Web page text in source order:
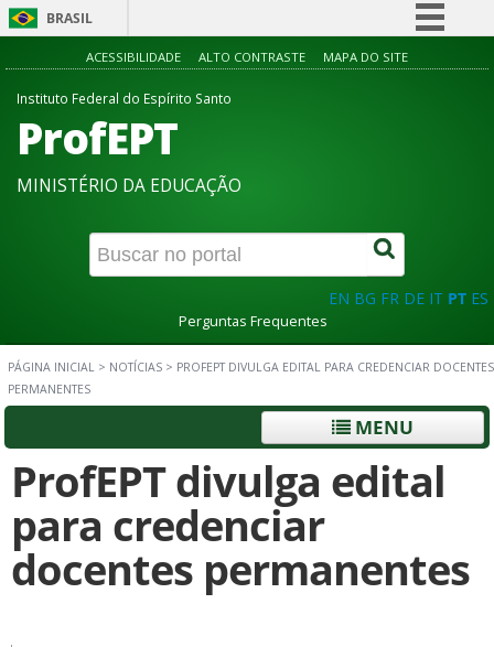
BRASIL
Simplifique!
Canais
ACESSIBILIDADE ALTO CONTRASTE MAPA DO SITE
Instituto Federal do Espírito Santo
ProfEPT
MINISTÉRIO DA EDUCAÇÃO
EN BG FR DE IT PT ES
Perguntas Frequentes
PÁGINA INICIAL > NOTÍCIAS > PROFEPT DIVULGA EDITAL PARA CREDENCIAR DOCENTES
PERMANENTES
MENU
ProfEPT divulga edital
para credenciar
docentes permanentes